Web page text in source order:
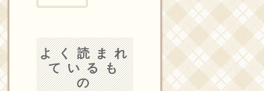
よく読まれ
ているも
の